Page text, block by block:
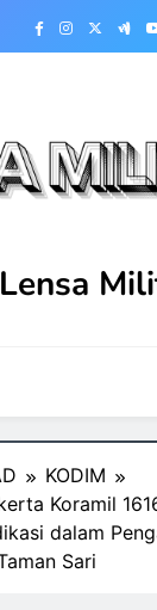
Lensa
KODIM
Koramil
dalam
Sari